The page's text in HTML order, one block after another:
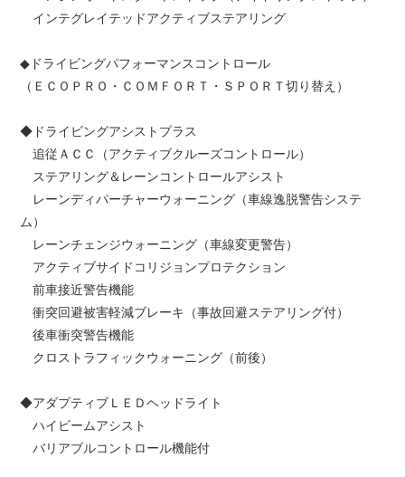
インテグレイテッドアクティブステアリング
◆ ドライビングパフォーマンスコントロール
（ＥＣＯＰＲＯ・ＣＯＭＦＯＲＴ・ＳＰＯＲＴ切り替え）
◆ドライビングアシストプラス
追従ＡＣＣ（アクティブクルーズコントロール）
ステアリング＆レーンコントロールアシスト
レーンディパーチャーウォーニング（車線逸脱警告システ
ム）
レーンチェンジウォーニング（車線変更警告）
アクティブサイドコリジョンプロテクション
前車接近警告機能
衝突回避被害軽減ブレーキ（事故回避ステアリング付）
後車衝突警告機能
クロストラフィックウォーニング（前後）
◆アダプティブＬＥＤヘッドライト
ハイビームアシスト
バリアブルコントロール機能付